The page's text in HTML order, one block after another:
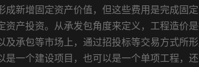
成新增固定资产价值，但这些费用是完成固
资产投资。从承发包角度来定义，工程造价
及承包等市场上，通过招投标等交易方式所
是一个建设项目，也可以是一个单项工程，